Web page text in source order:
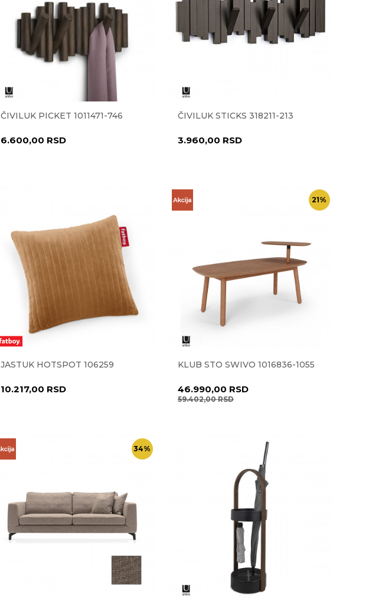
ČIVILUK PICKET 1011471-746
6.600,00 RSD
ČIVILUK STICKS 318211-213
3.960,00 RSD
JASTUK HOTSPOT 106259
10.217,00 RSD
21%
KLUB STO SWIVO 1016836-1055
46.990,00 RSD
59.402,00RSD
34%